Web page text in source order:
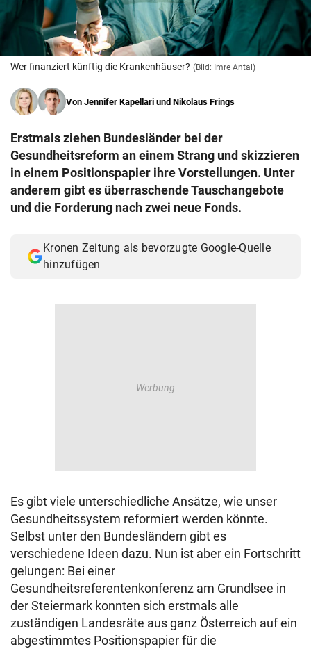
© Krone Multimedia GmbH & Co KG 2026
Muthgasse 2, 1190 Wien
Wer finanziert künftig die Krankenhäuser? (Bild: Imre Antal)
Von Jennifer Kapellari und Nikolaus Frings
Erstmals ziehen Bundesländer bei der
Gesundheitsreform an einem Strang und skizzieren
in einem Positionspapier ihre Vorstellungen. Unter
anderem gibt es überraschende Tauschangebote
und die Forderung nach zwei neue Fonds.
Kronen Zeitung als bevorzugte Google-Quelle
hinzufügen
Es gibt viele unterschiedliche Ansätze, wie unser
Gesundheitssystem reformiert werden könnte.
Selbst unter den Bundesländern gibt es
verschiedene Ideen dazu. Nun ist aber ein Fortschritt
gelungen: Bei einer
Gesundheitsreferentenkonferenz am Grundlsee in
der Steiermark konnten sich erstmals alle
zuständigen Landesräte aus ganz Österreich auf ein
abgestimmtes Positionspapier für die